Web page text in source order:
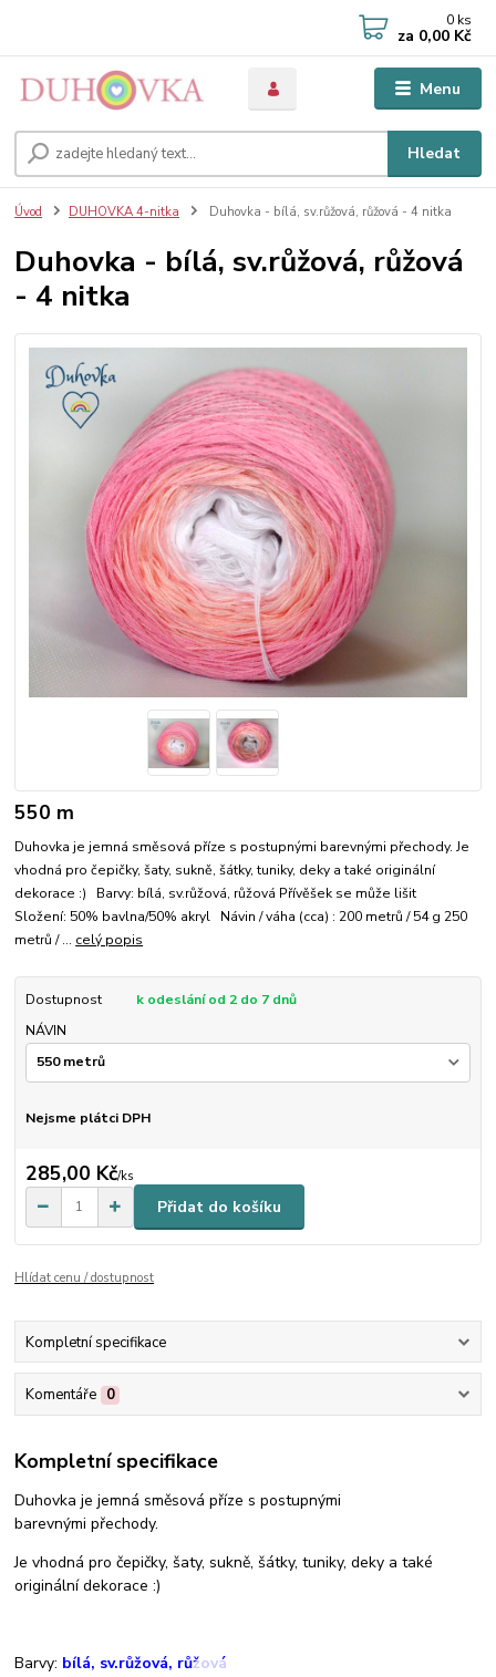
Menu
Hledat
0 ks
za 0,00 Kč
Úvod DUHOVKA 4-nitka Duhovka - bílá, sv.růžová, růžová - 4 nitka
Duhovka - bílá, sv.růžová, růžová
- 4 nitka
550 m
Duhovka je jemná směsová příze s postupnými barevnými přechody. Je
vhodná pro čepičky, šaty, sukně, šátky, tuniky, deky a také originální
dekorace :) Barvy: bílá, sv.růžová, růžová Přívěšek se může lišit
Složení: 50% bavlna/50% akryl Návin / váha (cca) : 200 metrů / 54 g 250
metrů / ... celý popis
Dostupnost
k odeslání od 2 do 7 dnů
NÁVIN
Nejsme plátci DPH
285,00 Kč/ks
Přidat do košíku
Hlídat cenu / dostupnost
Kompletní specifikace
Komentáře 0
Kompletní specifikace
Duhovka je jemná směsová příze s postupnými
barevnými přechody.
Je vhodná pro čepičky, šaty, sukně, šátky, tuniky, deky a také
originální dekorace :)
Barvy: bílá, sv.růžová, růžová